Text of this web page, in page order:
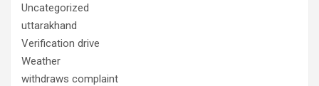
Uncategorized
uttarakhand
Verification drive
Weather
withdraws complaint